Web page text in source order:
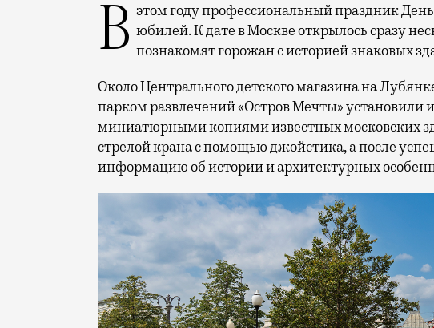
В этом году профессиональный праздник День строителя отмечает 70-летний юбилей. К дате в Москве открылось сразу
познакомят горожан с историей знаковых
Около Центрального детского магазина на
парком развлечений «Остров Мечты» установили
миниатюрными копиями известных московских
стрелой крана с помощью джойстика, а после
информацию об истории и архитектурных